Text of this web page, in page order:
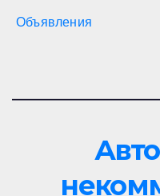
Объявления